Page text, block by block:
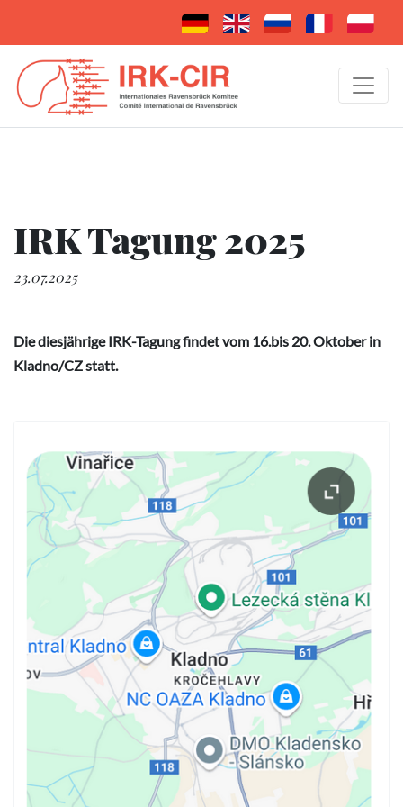
IRK Tagung 2025
23.07.2025
Die diesjährige IRK-Tagung findet vom 16.bis 20. Oktober in
Kladno/CZ statt.